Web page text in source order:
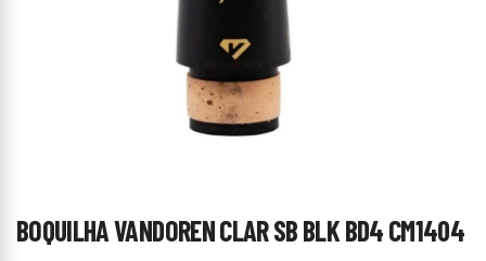
BOQUILHA VANDOREN CLAR SB BLK BD4 CM1404